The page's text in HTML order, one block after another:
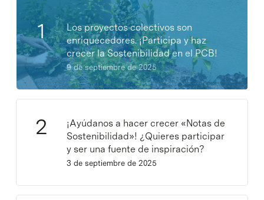
Los proyectos colectivos son
enriquecedores. ¡Participa y haz
crecer la Sostenibilidad en el PCB!
9 de septiembre de 2025
¡Ayúdanos a hacer crecer «Notas de
Sostenibilidad»! ¿Quieres participar
y ser una fuente de inspiración?
3 de septiembre de 2025